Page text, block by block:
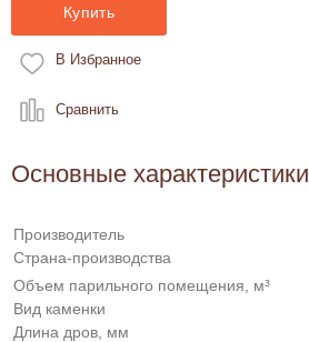
Купить
В Избранное
Сравнить
Основные характеристики
Производитель
Страна-производства
Объем парильного помещения, м³
Вид каменки
Длина дров, мм